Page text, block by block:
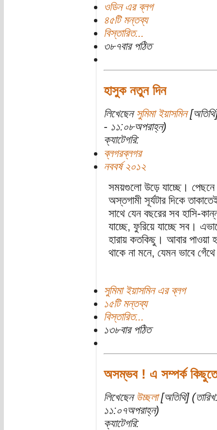
ওডিন এর ব্লগ
৪৫টি মন্তব্য
বিস্তারিত...
৩৮৭বার পঠিত
হাসুক নতুন দিন
লিখেছেন সুমিমা ইয়াসমিন
- ১১:০৮অপরাহ্ন)
ক্যাটেগরি:
ব্লগরব্লগর
নববর্ষ ২০১২
সময়গুলো উড়ে যাচ্ছে। পেছনে
অস্তগামী সূর্যটার দিকে
সাথে যেন বছরের সব হাসি-
যাচ্ছে, ফুরিয়ে যাচ্ছে সব।
হারায় কতকিছু। আবার পাওয়া
থাকে না মনে, যেমন ভাবে
সুমিমা ইয়াসমিন এর ব্লগ
১৫টি মন্তব্য
বিস্তারিত...
১৩৮বার পঠিত
অসম্ভব ! এ সম্পর্ক
লিখেছেন উচ্ছলা[অতিথি]
১১:০৭অপরাহ্ন)
ক্যাটেগরি: